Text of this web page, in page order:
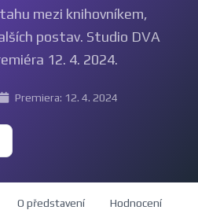
mezi knihovníkem,
postav. Studio DVA
12. 4. 2024.
Premiera: 12. 4. 2024
O představení Hodnocení